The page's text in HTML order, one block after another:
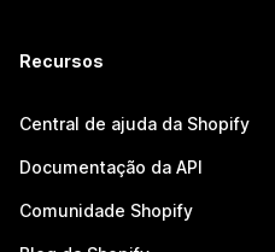
Recursos
Central de ajuda da Shopify
Documentação da API
Comunidade Shopify